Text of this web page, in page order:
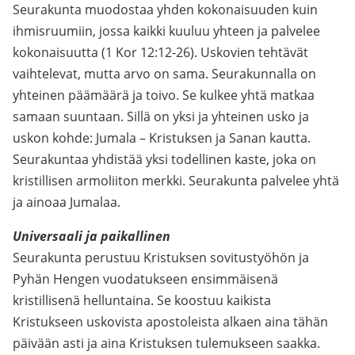
Seurakunta muodostaa yhden kokonaisuuden kuin
ihmisruumiin, jossa kaikki kuuluu yhteen ja palvelee
kokonaisuutta (1 Kor 12:12-26). Uskovien tehtävät
vaihtelevat, mutta arvo on sama. Seurakunnalla on
yhteinen päämäärä ja toivo. Se kulkee yhtä matkaa
samaan suuntaan. Sillä on yksi ja yhteinen usko ja
uskon kohde: Jumala – Kristuksen ja Sanan kautta.
Seurakuntaa yhdistää yksi todellinen kaste, joka on
kristillisen armoliiton merkki. Seurakunta palvelee yhtä
ja ainoaa Jumalaa.
Universaali ja paikallinen
Seurakunta perustuu Kristuksen sovitustyöhön ja
Pyhän Hengen vuodatukseen ensimmäisenä
kristillisenä helluntaina. Se koostuu kaikista
Kristukseen uskovista apostoleista alkaen aina tähän
päivään asti ja aina Kristuksen tulemukseen saakka.